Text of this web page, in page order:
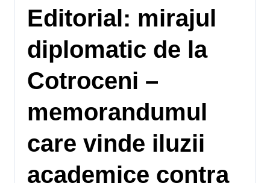
Editorial: mirajul
diplomatic de la
Cotroceni –
memorandumul
care vinde iluzii
academice contra